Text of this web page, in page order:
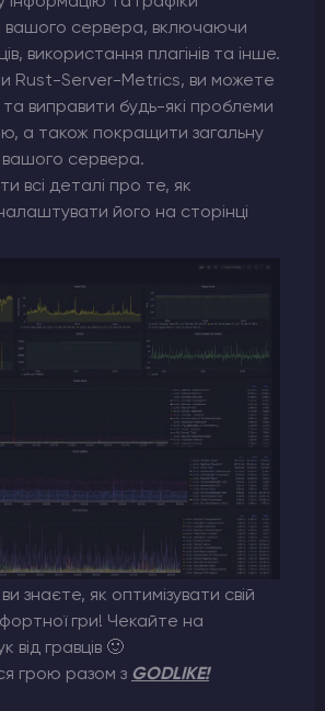
вашого сервера, включаючи
використання плагінів та інше.
Rust-Server-Metrics, ви можете
виправити будь-які проблеми
а також покращити загальну
вашого сервера.
всі деталі про те, як
його на сторінці
знаєте, як оптимізувати свій
гри! Чекайте на
від гравців 🙂
грою разом з GODLIKE!